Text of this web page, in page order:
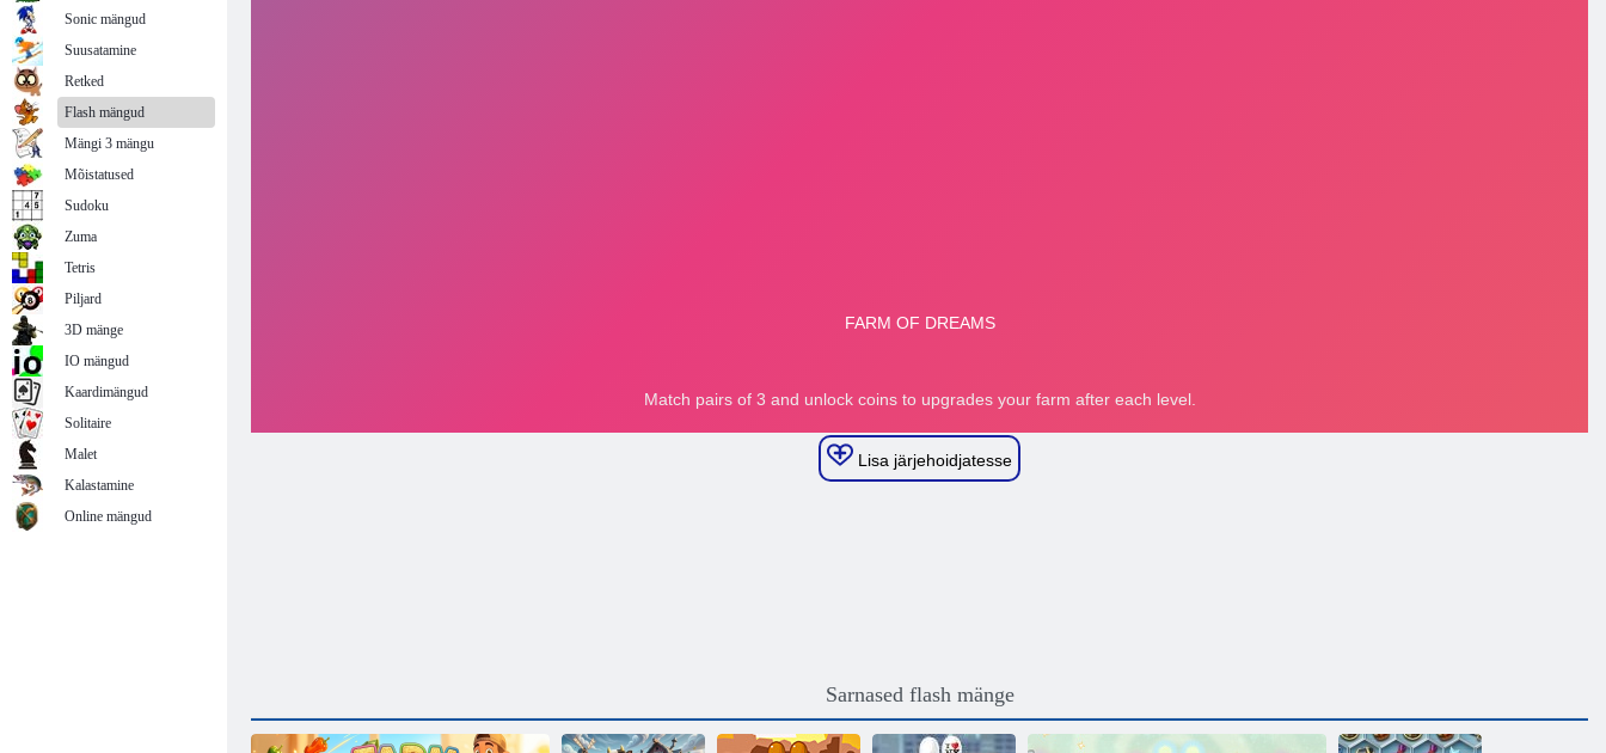
Lisa järjehoidjatesse
Sarnased flash mänge
Sonic mängud
Suusatamine
Retked
Flash mängud
Mängi 3 mängu
Mõistatused
Sudoku
Zuma
Tetris
Piljard
3D mänge
IO mängud
Kaardimängud
Solitaire
Malet
Kalastamine
Online mängud